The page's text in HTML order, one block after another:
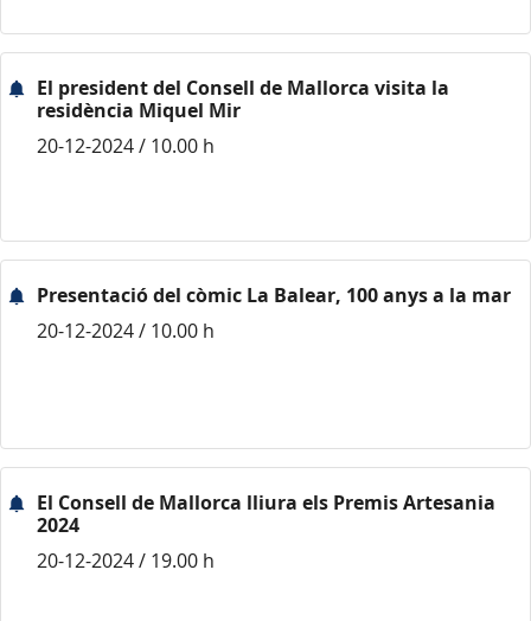
El president del Consell de Mallorca visita la
residència Miquel Mir
20-12-2024 / 10.00 h
Presentació del còmic La Balear, 100 anys a la mar
20-12-2024 / 10.00 h
El Consell de Mallorca lliura els Premis Artesania
2024
20-12-2024 / 19.00 h